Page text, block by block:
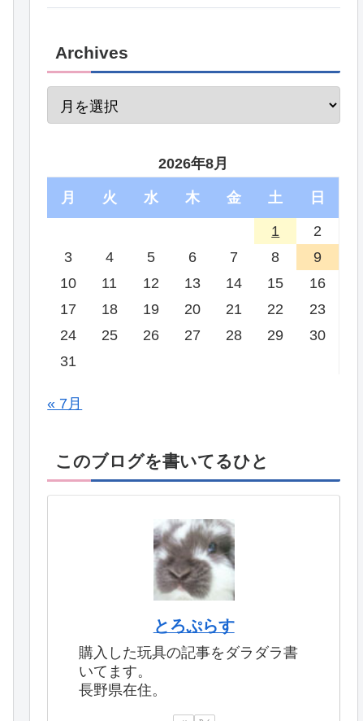
Archives
2026年8月
月 火 水 木 金 土 日
1
2
3
4 5 6 7 8
9
10
11 12 13 14 15
16
17
18 19 20 21 22
23
24
25 26 27 28 29
30
31
« 7月
このブログを書いてるひと
とろぷらす
購入した玩具の記事をダラダラ書
いてます。
長野県在住。